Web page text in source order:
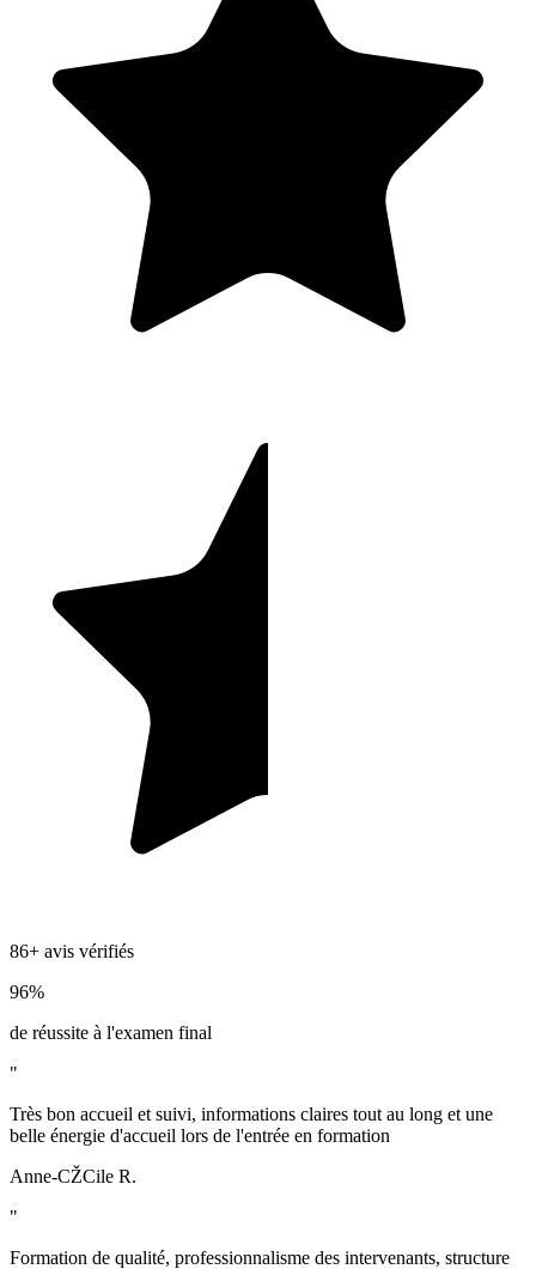
86+ avis vérifiés
96%
de réussite à l'examen final
"
Très bon accueil et suivi, informations claires tout au long et une
belle énergie d'accueil lors de l'entrée en formation
Anne-CŽCile R.
"
Formation de qualité, professionnalisme des intervenants, structure